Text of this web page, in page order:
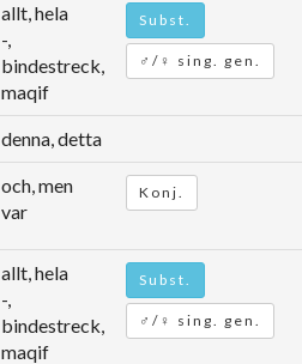
allt, hela
-,
bindestreck,
maqif
Subst.
♂/♀ sing. gen.
denna, detta
och, men
var
Konj.
allt, hela
-,
bindestreck,
maqif
Subst.
♂/♀ sing. gen.